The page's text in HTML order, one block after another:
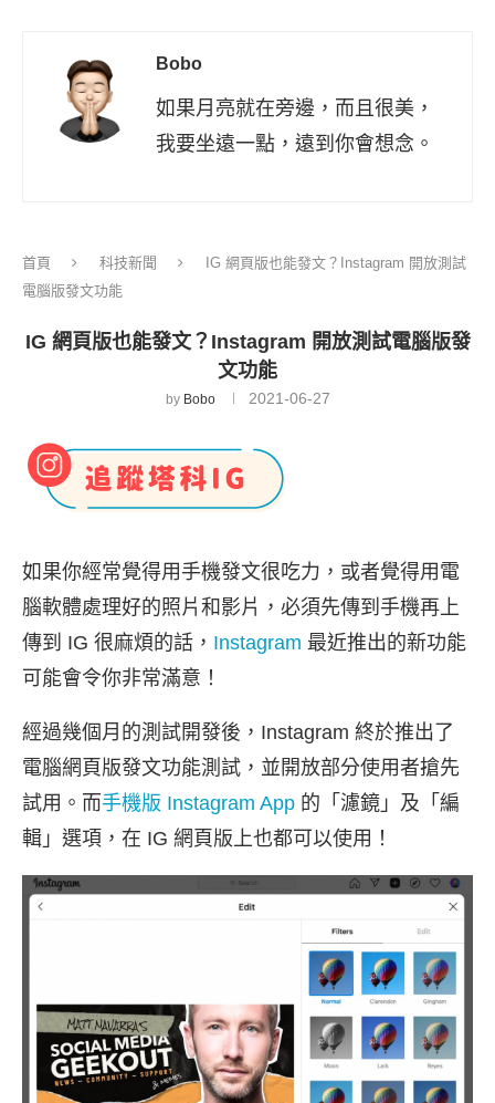
Bobo
如果月亮就在旁邊，而且很美，
我要坐遠一點，遠到你會想念。
首頁 科技新聞
IG 網頁版也能發文？Instagram 開放測試
電腦版發文功能
IG 網頁版也能發文？Instagram 開放測試電腦版發
文功能
by Bobo 2021-06-27
如果你經常覺得用手機發文很吃力，或者覺得用電
腦軟體處理好的照片和影片，必須先傳到手機再上
傳到 IG 很麻煩的話， Instagram 最近推出的新功能
可能會令你非常滿意！
經過幾個月的測試開發後，Instagram 終於推出了
電腦網頁版發文功能測試，並開放部分使用者搶先
試用。而手機版 Instagram App 的「濾鏡」及「編
輯」選項，在 IG 網頁版上也都可以使用！